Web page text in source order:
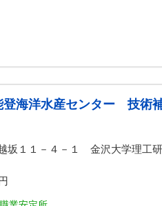
登海洋水産センター 技術
坂１１－４－１ 金沢大学理工